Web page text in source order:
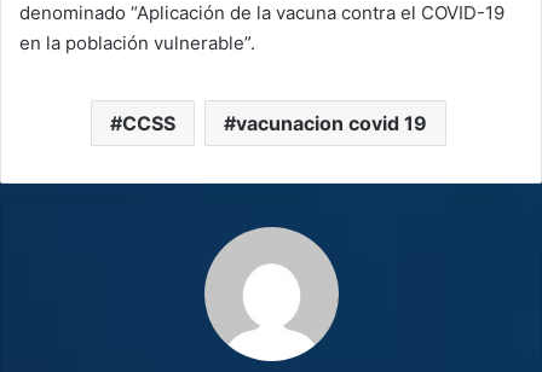
denominado “Aplicación de la vacuna contra el COVID-19
en la población vulnerable”.
CCSS vacunacion covid 19